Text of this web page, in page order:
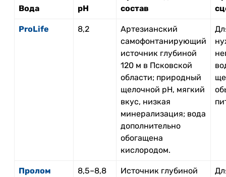
Вода pH
состав
ProLife 8,2
Артезианский
самофонтанирующий
источник глубиной
120 м в Псковской
области; природный
щелочной pH, мягкий
вкус, низкая
минерализация; вода
дополнительно
обогащена
кислородом.
Пролом
8,5–8,8
Источник глубиной